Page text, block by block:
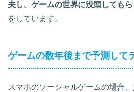
夫し、ゲームの世界に没頭しても
をしています。
ゲームの数年後まで予測して
スマホのソーシャルゲームの場合、